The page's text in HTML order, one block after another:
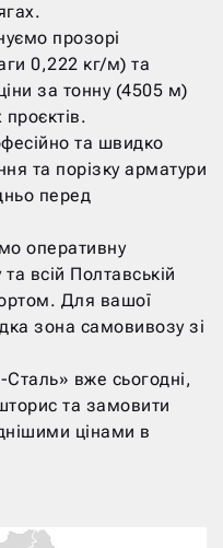
прозорі
0,222 кг/м) та
за тонну (4505 м)
та швидко
та порізку арматури
перед
оперативну
всій Полтавській
Для вашої
зона самовивозу зі
вже сьогодні,
та замовити
цінами в